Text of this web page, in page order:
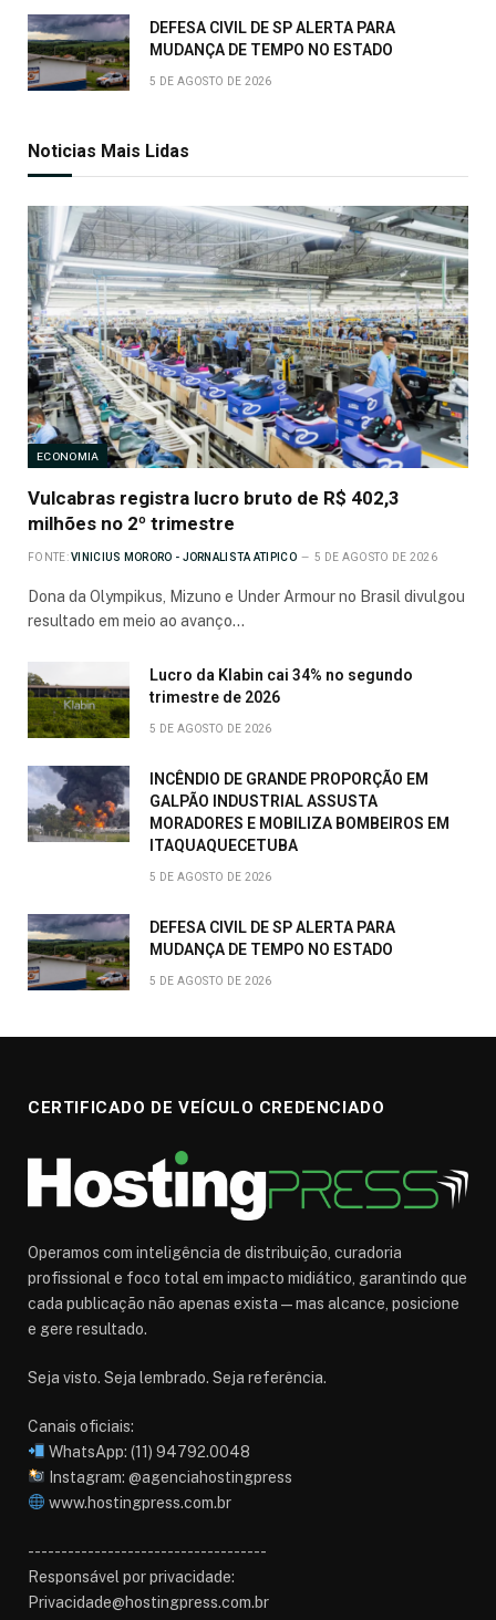
DEFESA CIVIL DE SP ALERTA PARA
MUDANÇA DE TEMPO NO ESTADO
5 DE AGOSTO DE 2026
Noticias Mais Lidas
ECONOMIA
Vulcabras registra lucro bruto de R$ 402,3
milhões no 2º trimestre
FONTE: VINICIUS MORORO - JORNALISTA ATIPICO 5 DE AGOSTO DE 2026
Dona da Olympikus, Mizuno e Under Armour no Brasil divulgou
resultado em meio ao avanço…
Lucro da Klabin cai 34% no segundo
trimestre de 2026
5 DE AGOSTO DE 2026
INCÊNDIO DE GRANDE PROPORÇÃO EM
GALPÃO INDUSTRIAL ASSUSTA
MORADORES E MOBILIZA BOMBEIROS EM
ITAQUAQUECETUBA
5 DE AGOSTO DE 2026
DEFESA CIVIL DE SP ALERTA PARA
MUDANÇA DE TEMPO NO ESTADO
5 DE AGOSTO DE 2026
CERTIFICADO DE VEÍCULO CREDENCIADO
Operamos com inteligência de distribuição, curadoria
profissional e foco total em impacto midiático, garantindo que
cada publicação não apenas exista — mas alcance, posicione
e gere resultado.
Seja visto. Seja lembrado. Seja referência.
Canais oficiais:
WhatsApp: (11) 94792.0048
Instagram: @agenciahostingpress
www.hostingpress.com.br⁠
------------------------------------
Responsável por privacidade:
Privacidade@hostingpress.com.br